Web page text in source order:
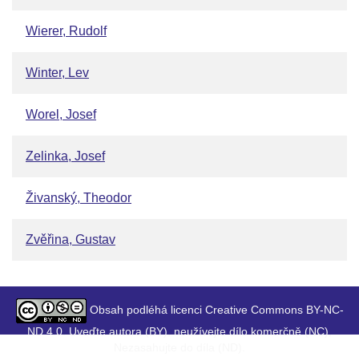
Wierer, Rudolf
Winter, Lev
Worel, Josef
Zelinka, Josef
Živanský, Theodor
Zvěřina, Gustav
Obsah podléhá licenci Creative Commons BY-NC-
ND 4.0. Uveďte autora (BY), neužívejte dílo komerčně (NC),